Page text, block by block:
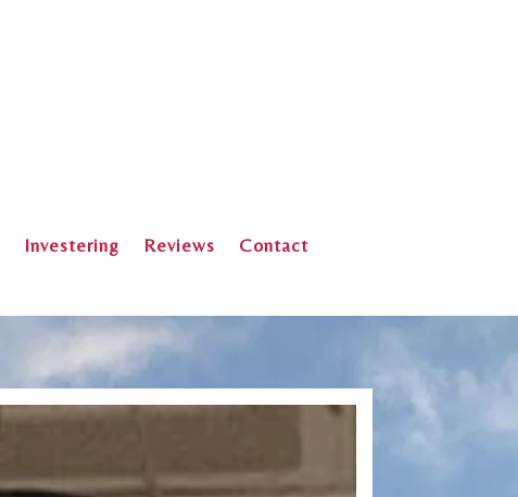
Investering Reviews Contact